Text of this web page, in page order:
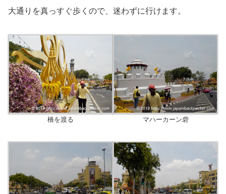
大通りを真っすぐ歩くので、迷わずに行けます。
橋を渡る マハーカーン砦